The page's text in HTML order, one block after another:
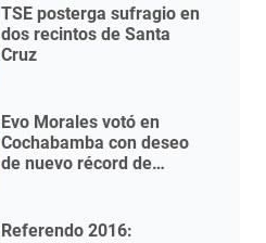
TSE posterga sufragio en
dos recintos de Santa
Cruz
Evo Morales votó en
Cochabamba con deseo
de nuevo récord de
Referendo 2016: